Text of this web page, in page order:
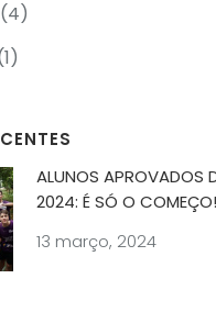
(4)
ALUNOS APROVADOS
2024: É SÓ O COMEÇO!
13 março, 2024